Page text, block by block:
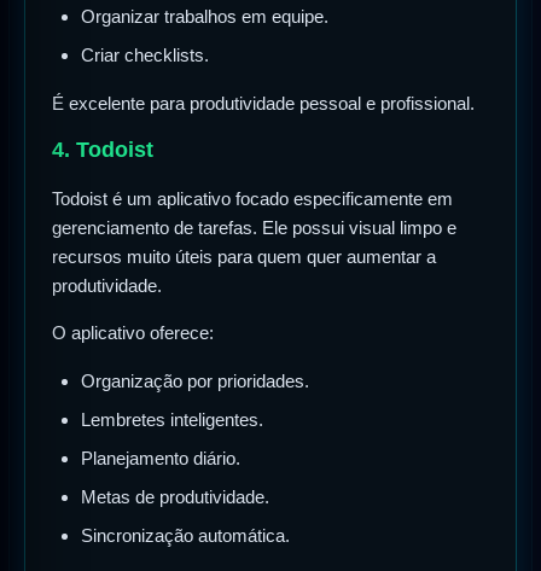
Organizar trabalhos em equipe.
Criar checklists.
É excelente para produtividade pessoal e profissional.
4. Todoist
Todoist é um aplicativo focado especificamente em
gerenciamento de tarefas. Ele possui visual limpo e
recursos muito úteis para quem quer aumentar a
produtividade.
O aplicativo oferece:
Organização por prioridades.
Lembretes inteligentes.
Planejamento diário.
Metas de produtividade.
Sincronização automática.